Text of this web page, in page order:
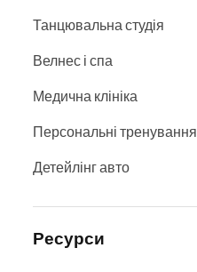
Танцювальна студія
Велнес і спа
Медична клініка
Персональні тренування
Детейлінг авто
Ресурси